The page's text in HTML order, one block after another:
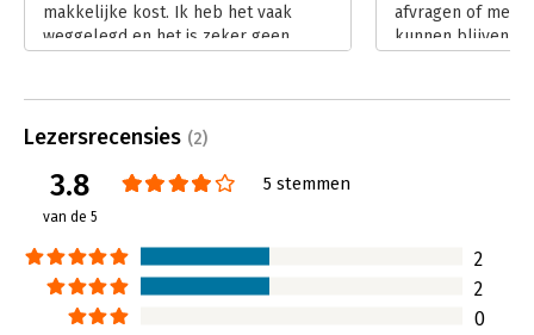
makkelijke kost. Ik heb het vaak
weggelegd en het is zeker geen
afvragen of
kunnen blijven
Lezersrecensies (2)
3.8
van de 5
5 stemmen
2
2
0